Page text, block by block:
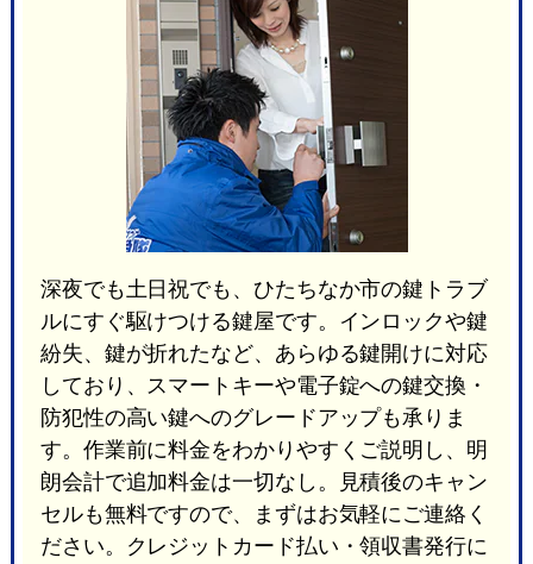
深夜でも土日祝でも、ひたちなか市の鍵トラブ
ルにすぐ駆けつける鍵屋です。インロックや鍵
紛失、鍵が折れたなど、あらゆる鍵開けに対応
しており、スマートキーや電子錠への鍵交換・
防犯性の高い鍵へのグレードアップも承りま
す。作業前に料金をわかりやすくご説明し、明
朗会計で追加料金は一切なし。見積後のキャン
セルも無料ですので、まずはお気軽にご連絡く
ださい。クレジットカード払い・領収書発行に